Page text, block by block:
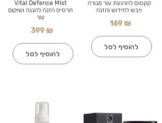
Vital Defence Mist
תרסיס הזנה להגנה ושיקום
עור
399 ₪
להוסיף לסל
קקטוס להרגעת עור מגורה
ויבש לחידוש והזנה
169 ₪
להוסיף לסל